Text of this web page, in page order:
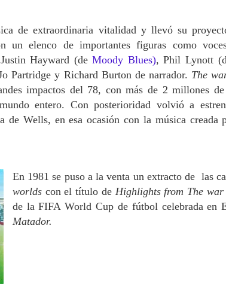
de extraordinaria vitalidad y llevó su
un elenco de importantes figuras como
Hayward (deMoody Blues), Phil Lynott
Partridge y Richard Burton de narrador. The
impactos del 78, con más de 2 millones de
entero. Con posterioridad volvió a
de Wells, en esa ocasión con la música creada
En 1981 se puso a la venta un extracto de las
worldscon el título de Highlights from The
de la FIFA World Cup de fútbol celebrada en
Matador.